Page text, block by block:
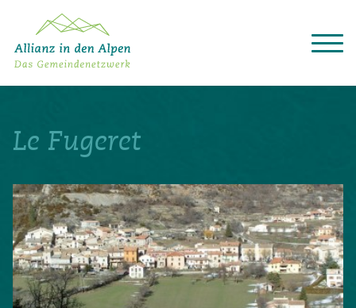
Projekte
Aktuelles
Termine
DeutschItalianoFrançaisSlovenščinaEnglish
Le Fugeret